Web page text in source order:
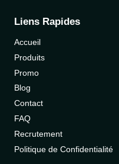
Liens Rapides
Accueil
Produits
Promo
Blog
Contact
FAQ
Recrutement
Politique de Confidentialité